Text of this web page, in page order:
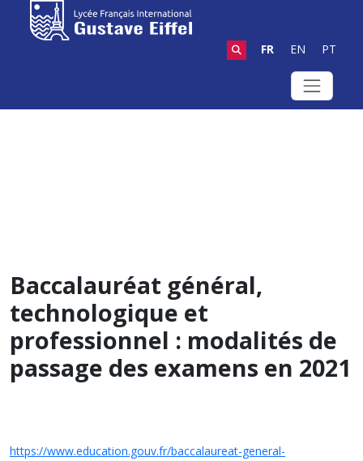
FR EN PT
Baccalauréat général,
technologique et
professionnel : modalités de
passage des examens en 2021
https://www.education.gouv.fr/baccalaureat-general-